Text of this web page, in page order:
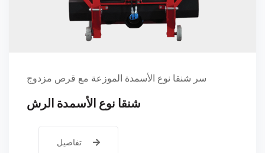
سر شنقا نوع الأسمدة الموزعة مع قرص مزدوج
شنقا نوع الأسمدة الرش